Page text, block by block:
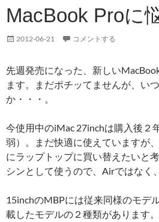
MacBook Proに
2012-06-21 コメントする
先週発売になった、新しい
ます。まだポチッてませんが、い
か・・・。
今使用中のiMac 27inchは購入後２
弱）。まだ快適に使えていますが
にラップトップに買い替えたいと
シンとして使うので、Airではなく
15inchのMBPには従来同様のモデ
載したモデルの２種類があります